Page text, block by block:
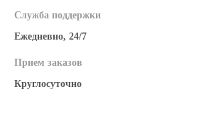
Служба поддержки
Ежедневно, 24/7
Прием заказов
Круглосуточно